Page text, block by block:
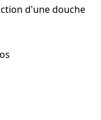
d'une douche